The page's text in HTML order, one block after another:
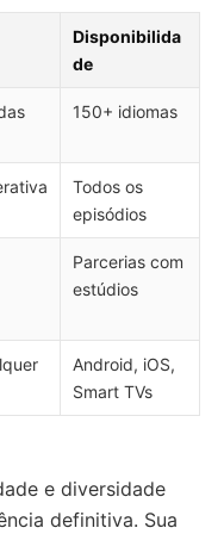
Disponibilida
de
150+ idiomas
Todos os
episódios
Parcerias com
estúdios
Android, iOS,
Smart TVs
e diversidade
definitiva. Sua